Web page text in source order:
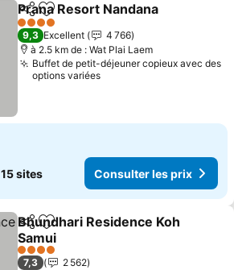
PartagerAjouter à mes favoris
Prana Resort Nandana
4 Étoiles
9,3 Excellent
4 766
à 2.5 km de : Wat Plai Laem
Buffet de petit-déjeuner copieux avec des
options variées
15 sites Consulter les prix
PartagerAjouter à mes favoris
Bhundhari Residence Koh
Samui
Consulter les prix
4 Étoiles
7,3
2 562